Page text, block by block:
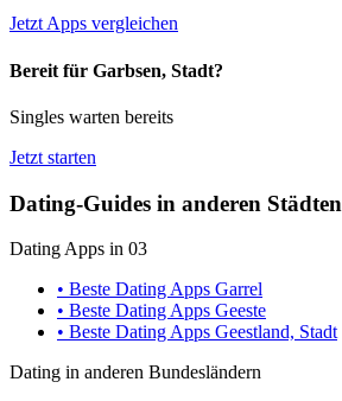
Jetzt Apps vergleichen
Bereit für Garbsen, Stadt?
Singles warten bereits
Jetzt starten
Dating-Guides in anderen Städten
Dating Apps in 03
• Beste Dating Apps Garrel
• Beste Dating Apps Geeste
• Beste Dating Apps Geestland, Stadt
Dating in anderen Bundesländern